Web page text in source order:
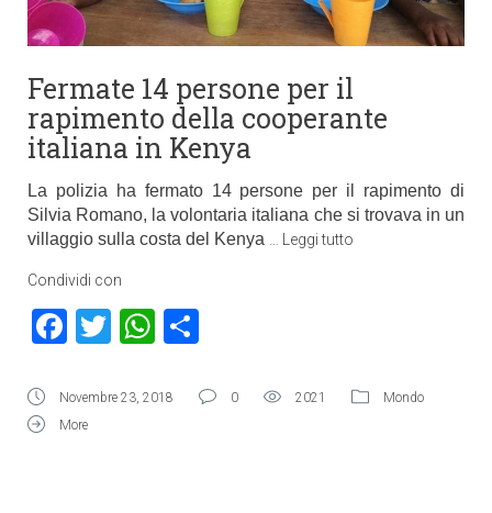
Fermate 14 persone per il
rapimento della cooperante
italiana in Kenya
La polizia ha fermato 14 persone per il rapimento di
Silvia Romano, la volontaria italiana che si trovava in un
villaggio sulla costa del Kenya
Leggi tutto
Condividi con
Facebook
TwitterWhatsApp
Novembre 23, 2018 0 2021
Mondo
More